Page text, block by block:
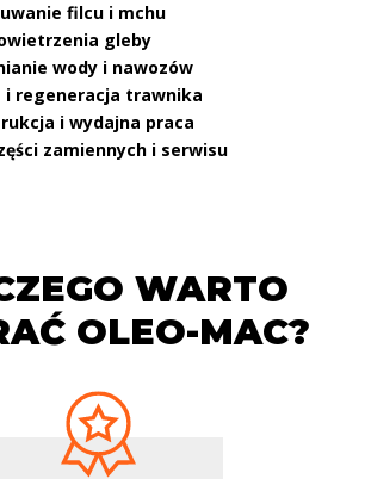
filcu i mchu
gleby
wody i nawozów
i regeneracja trawnika
i wydajna praca
zamiennych i serwisu
WARTO
OLEO-MAC?